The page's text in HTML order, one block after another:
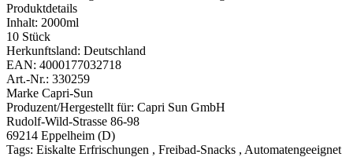
Produktdetails
Inhalt: 2000ml
10 Stück
Herkunftsland: Deutschland
EAN: 4000177032718
Art.-Nr.: 330259
Marke Capri-Sun
Produzent/Hergestellt für: Capri Sun GmbH
Rudolf-Wild-Strasse 86-98
69214 Eppelheim (D)
Tags: Eiskalte Erfrischungen , Freibad-Snacks , Automatengeeignet